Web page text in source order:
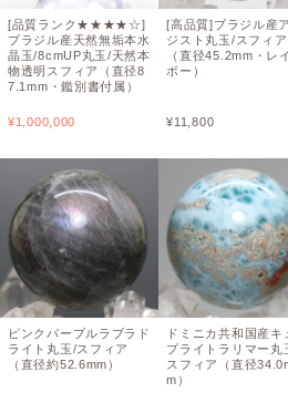
[品質ランク★★★★☆]
ブラジル産天然無垢本水
晶玉/8cmUP丸玉/天然本
物透明スフィア（直径8
7.1mm・鑑別書付属）
¥1,000,000
ピンクパープルラブラド
ライト丸玉/スフィア
（直径約52.6mm）
[高品質]ブラジル産
ジスト丸玉/スフィア
（直径45.2mm・レ
ボー）
¥11,800
ドミニカ共和国産キ
プライトラリマー丸
スフィア（直径
m）